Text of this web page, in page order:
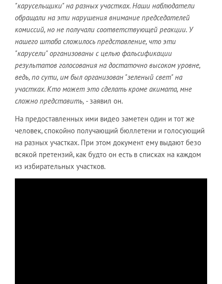
"карусельщики" на разных участках. Наши наблюдатели
обращали на эти нарушения внимание председателей
комиссий, но не получали соответствующей реакции. У
нашего штаба сложилось представление, что эти
"карусели" организованы с целью фальсификации
результатов голосования на достаточно высоком уровне,
ведь, по сути, им был организован "зеленый свет" на
участках. Кто может это сделать кроме акимата, мне
сложно представить, - заявил он.
На предоставленных ими видео заметен один и тот же
человек, спокойно получающий бюллетени и голосующий
на разных участках. При этом документ ему выдают безо
всякой претензий, как будто он есть в списках на каждом
из избирательных участков.